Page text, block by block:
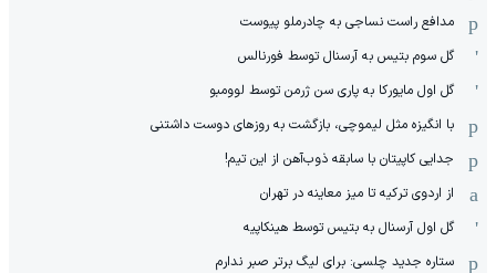
مدافع راست نساجی به چادرملو پیوست
گل سوم بتیس به آرسنال توسط فورنالس
گل اول مایورکا به پاری سن ژرمن توسط لوومبو
با انگیزه مثل لیموچی، بازگشت به روزهای دوست داشتنی
جدایی کاپیتان با سابقه ذوب‌آهن از این تیم!
از اردوی ترکیه تا میز معاینه در تهران
گل اول آرسنال به بتیس توسط هینکاپیه
ستاره جدید چلسی: برای لیگ برتر صبر ندارم